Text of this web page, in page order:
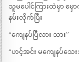
သူမပေါင်ကြားထဲမှာ မှေ
နမ်းလိုက်ပြီး
“ကျေနပ်ပြီလား သား”
“ဟင့်အင်း မကျေနပ်သေ